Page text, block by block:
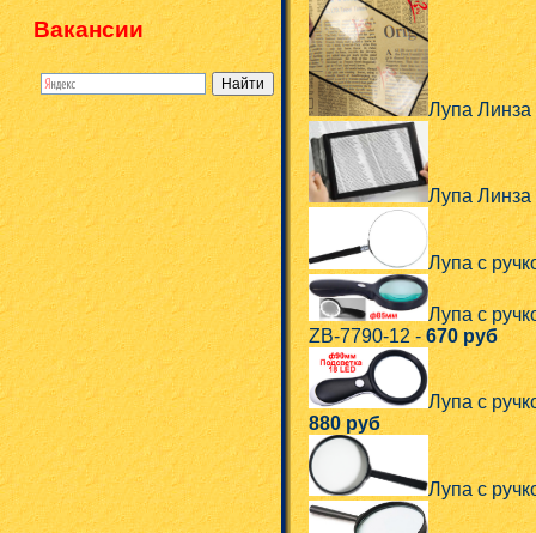
Вакансии
Лупа
Лупа
Лупа с
Лупа с
ZB-7790-12 -670 руб
Лупа с
880 руб
Лупа с